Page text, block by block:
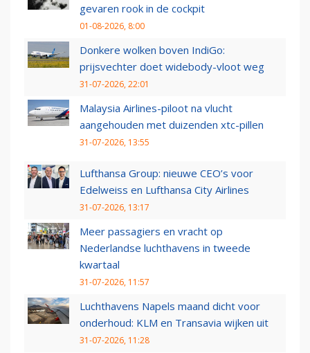
gevaren rook in de cockpit
01-08-2026, 8:00
Donkere wolken boven IndiGo:
prijsvechter doet widebody-vloot weg
31-07-2026, 22:01
Malaysia Airlines-piloot na vlucht
aangehouden met duizenden xtc-pillen
31-07-2026, 13:55
Lufthansa Group: nieuwe CEO’s voor
Edelweiss en Lufthansa City Airlines
31-07-2026, 13:17
Meer passagiers en vracht op
Nederlandse luchthavens in tweede
kwartaal
31-07-2026, 11:57
Luchthavens Napels maand dicht voor
onderhoud: KLM en Transavia wijken uit
31-07-2026, 11:28